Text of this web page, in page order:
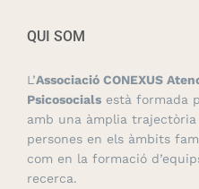
QUI SOM
L’Associació CONEXUS
Psicosocials està formada
amb una àmplia
persones en els àmbits
com en la formació
recerca.